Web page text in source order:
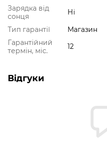
Зарядка від
сонця
Ні
Тип гарантії
Магазин
Гарантійний
термін, міс.
12
Відгуки